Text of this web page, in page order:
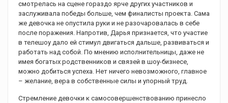
смотрелась на сцене гораздо ярче других участников и
заслуживала победы больше, чем финалисты проекта. Сама
же девочка не опустила руки и не разочаровалась в себе
после поражения. Напротив, Дарья признается, что участие
в телешоу дало ей стимул двигаться дальше, развиваться и
работать над собой. По мнению исполнительницы, даже не
имея богатых родственников и связей в шоу-бизнесе,
можно добиться успеха. Нет ничего невозможного, главное
– желание, вера в собственные силы и упорный труд.
Стремление девочки к самосовершенствованию принесло